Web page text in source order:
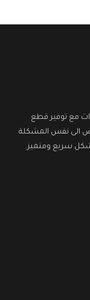
مع توفير قطع
الى نفس المشكلة
بشكل سريع ومتميز.